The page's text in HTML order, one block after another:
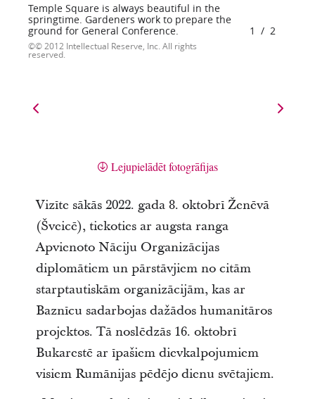
Temple Square is always beautiful in the
springtime. Gardeners work to prepare the
ground for General Conference.
© 2012 Intellectual Reserve, Inc. All rights
reserved.
1 / 2
Lejupielādēt fotogrāfijas
Vizīte sākās 2022. gada 8. oktobrī Ženēvā
(Šveicē), tiekoties ar augsta ranga
Apvienoto Nāciju Organizācijas
diplomātiem un pārstāvjiem no citām
starptautiskām organizācijām, kas ar
Baznīcu sadarbojas dažādos humanitāros
projektos. Tā noslēdzās 16. oktobrī
Bukarestē ar īpašiem dievkalpojumiem
visiem Rumānijas pēdējo dienu svētajiem.